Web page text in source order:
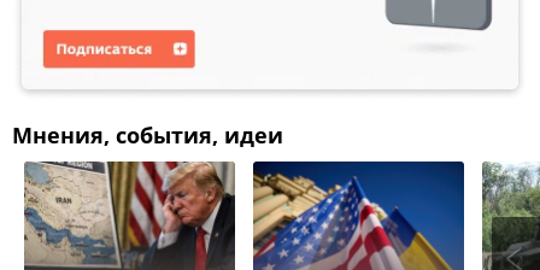
Мнения, события, идеи